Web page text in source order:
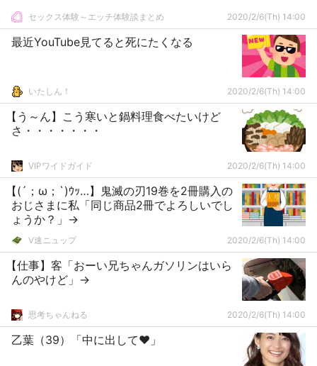
セックス体験～エッチ体験談まとめ 2020/2/6(Th) 14:00
最近YouTube見てると死にたくなる
いたしん！ 2020/2/6(Th) 14:00
【う～ん】こう寒いと鍋料理食べたいけど
さ・・・・・・・
VIPワイドガイド 2020/2/6(Th) 14:00
【(´；ω；`)ｳｯ…】鬼滅の刃19巻を2冊購入の
おじさまに私「同じ商品2冊でよろしいでし
ょうか？」→
V速ニュップ 2020/2/6(Th) 14:00
【仕事】客「おーい兄ちゃんガソリンはいら
んのやけど」→
思考ちゃんねる 2020/2/6(Th) 14:00
乙葉（39）「中に出して♥」